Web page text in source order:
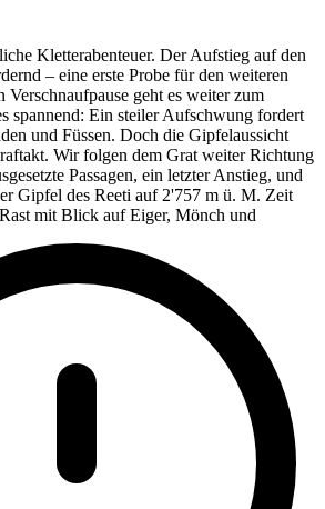
Kletterabenteuer. Der Aufstieg auf den
– eine erste Probe für den weiteren
Verschnaufpause geht es weiter zum
spannend: Ein steiler Aufschwung fordert
und Füssen. Doch die Gipfelaussicht
Wir folgen dem Grat weiter Richtung
Passagen, ein letzter Anstieg, und
Gipfel des Reeti auf 2'757 m ü. M. Zeit
mit Blick auf Eiger, Mönch und